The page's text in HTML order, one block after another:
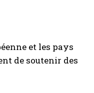
et les pays
de soutenir des